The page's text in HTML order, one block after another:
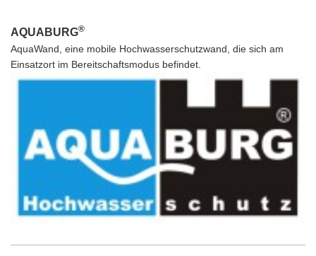
AQUABURG®
AquaWand, eine mobile Hochwasserschutzwand, die sich am
Einsatzort im Bereitschaftsmodus befindet.